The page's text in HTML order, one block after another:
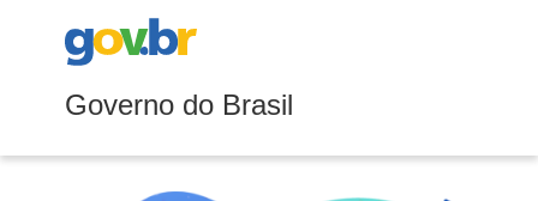
Governo do Brasil